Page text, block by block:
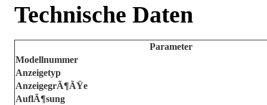
Technische Daten
Parameter
Modellnummer
Anzeigetyp
AnzeigegrÃ¶ÃŸe
AuflÃ¶sung